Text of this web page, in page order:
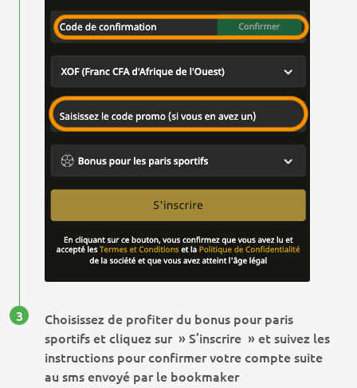
Choisissez de profiter du bonus pour paris
sportifs et cliquez sur » S’inscrire » et suivez les
instructions pour confirmer votre compte suite
au sms envoyé par le bookmaker